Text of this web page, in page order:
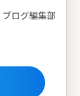
ブログ編集部